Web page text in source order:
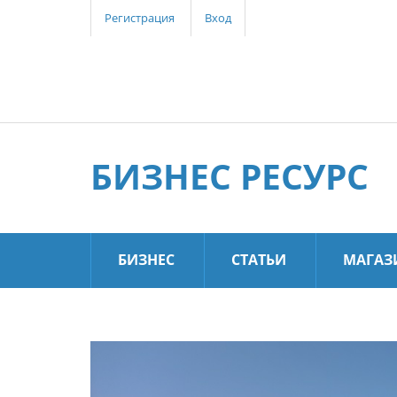
Регистрация Вход
БИЗНЕС РЕСУРС
БИЗНЕС СТАТЬИ